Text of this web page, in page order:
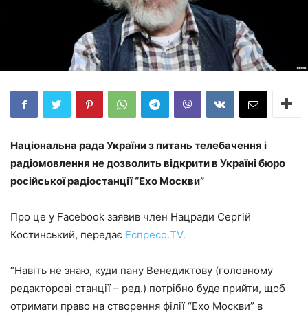
Національна рада України з питань телебачення і
радіомовлення не дозволить відкрити в Україні бюро
російської радіостанції “Ехо Москви”
Про це у Facebook заявив член Нацради Сергій
Костинський, передає Еспресо.TV.
“Навіть не знаю, куди пану Венедиктову (головному
редакторові станції – ред.) потрібно буде прийти, щоб
отримати право на створення філії “Ехо Москви” в